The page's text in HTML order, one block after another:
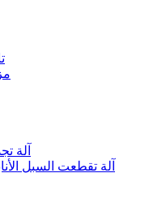
آلة
آلة تقطعت السبل